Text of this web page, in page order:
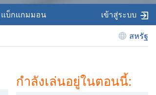
สหรัฐ
แบ็กแกมมอน เข้าสู่ระบบ
กำลังเล่นอยู่ในตอนนี้: